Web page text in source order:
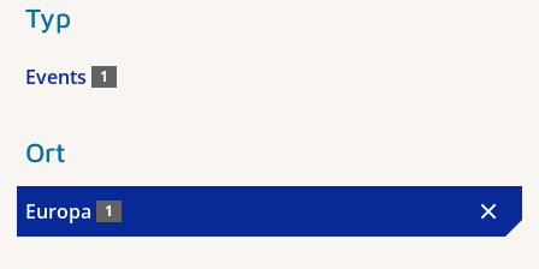
Typ
Events 1
Ort
Europa 1